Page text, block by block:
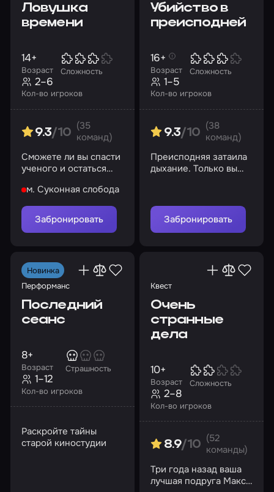
Ловушка
времени
Возраст
14+
Сложность
Кол-во игроков
2–6
9.3/10
(35
команд)
Сможете ли вы спасти
ученого и остаться
м. Суконная слобода
Забронировать
Убийство в
преисподней
Возраст
16+
Сложность
Кол-во игроков
1–5
9.3/10
(38
команд)
Преисподняя затаила
дыхание. Только вы
паутину в тени
Забронировать
Новинка
Перформанс
Последний
сеанс
Возраст
8+
Страшность
Кол-во игроков
1–12
Раскройте тайны
старой киностудии
Квест
Очень
странные
дела
Возраст
10+
Сложность
Кол-во игроков
2–8
8.9/10
(52
команды)
Три года назад ваша
лучшая подруга Макс